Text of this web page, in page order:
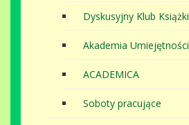
Dyskusyjny Klub Książki
Akademia Umiejętności
ACADEMICA
Soboty pracujące